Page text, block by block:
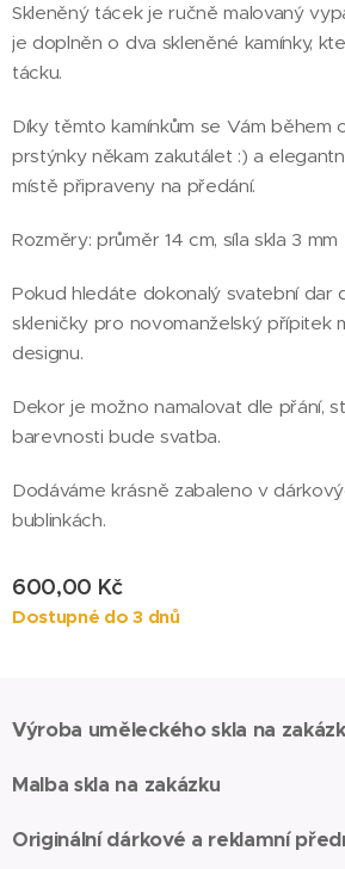
Skleněný tácek je ručně malovaný
je doplněn o dva skleněné kamínky,
tácku.
Díky těmto kamínkům se Vám během
prstýnky někam zakutálet :) a
místě připraveny na předání.
Rozměry: průměr 14 cm, síla skla 3 mm
Pokud hledáte dokonalý svatební dar
skleničky pro novomanželský přípitek
designu.
Dekor je možno namalovat dle přání,
barevnosti bude svatba.
Dodáváme krásně zabaleno v
bublinkách.
600,00 Kč
Dostupné do 3 dnů
Výroba uměleckého skla na
Malba skla na zakázku
Originální dárkové a reklamní